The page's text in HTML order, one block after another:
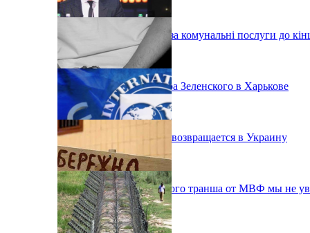
Харків скасовую плату за комунальні послуги до
Итоги визита Владимира Зеленского в Харькове
Экс-депутат Онищенко возвращается в Украину
Эксперты считают: нового транша от МВФ мы не